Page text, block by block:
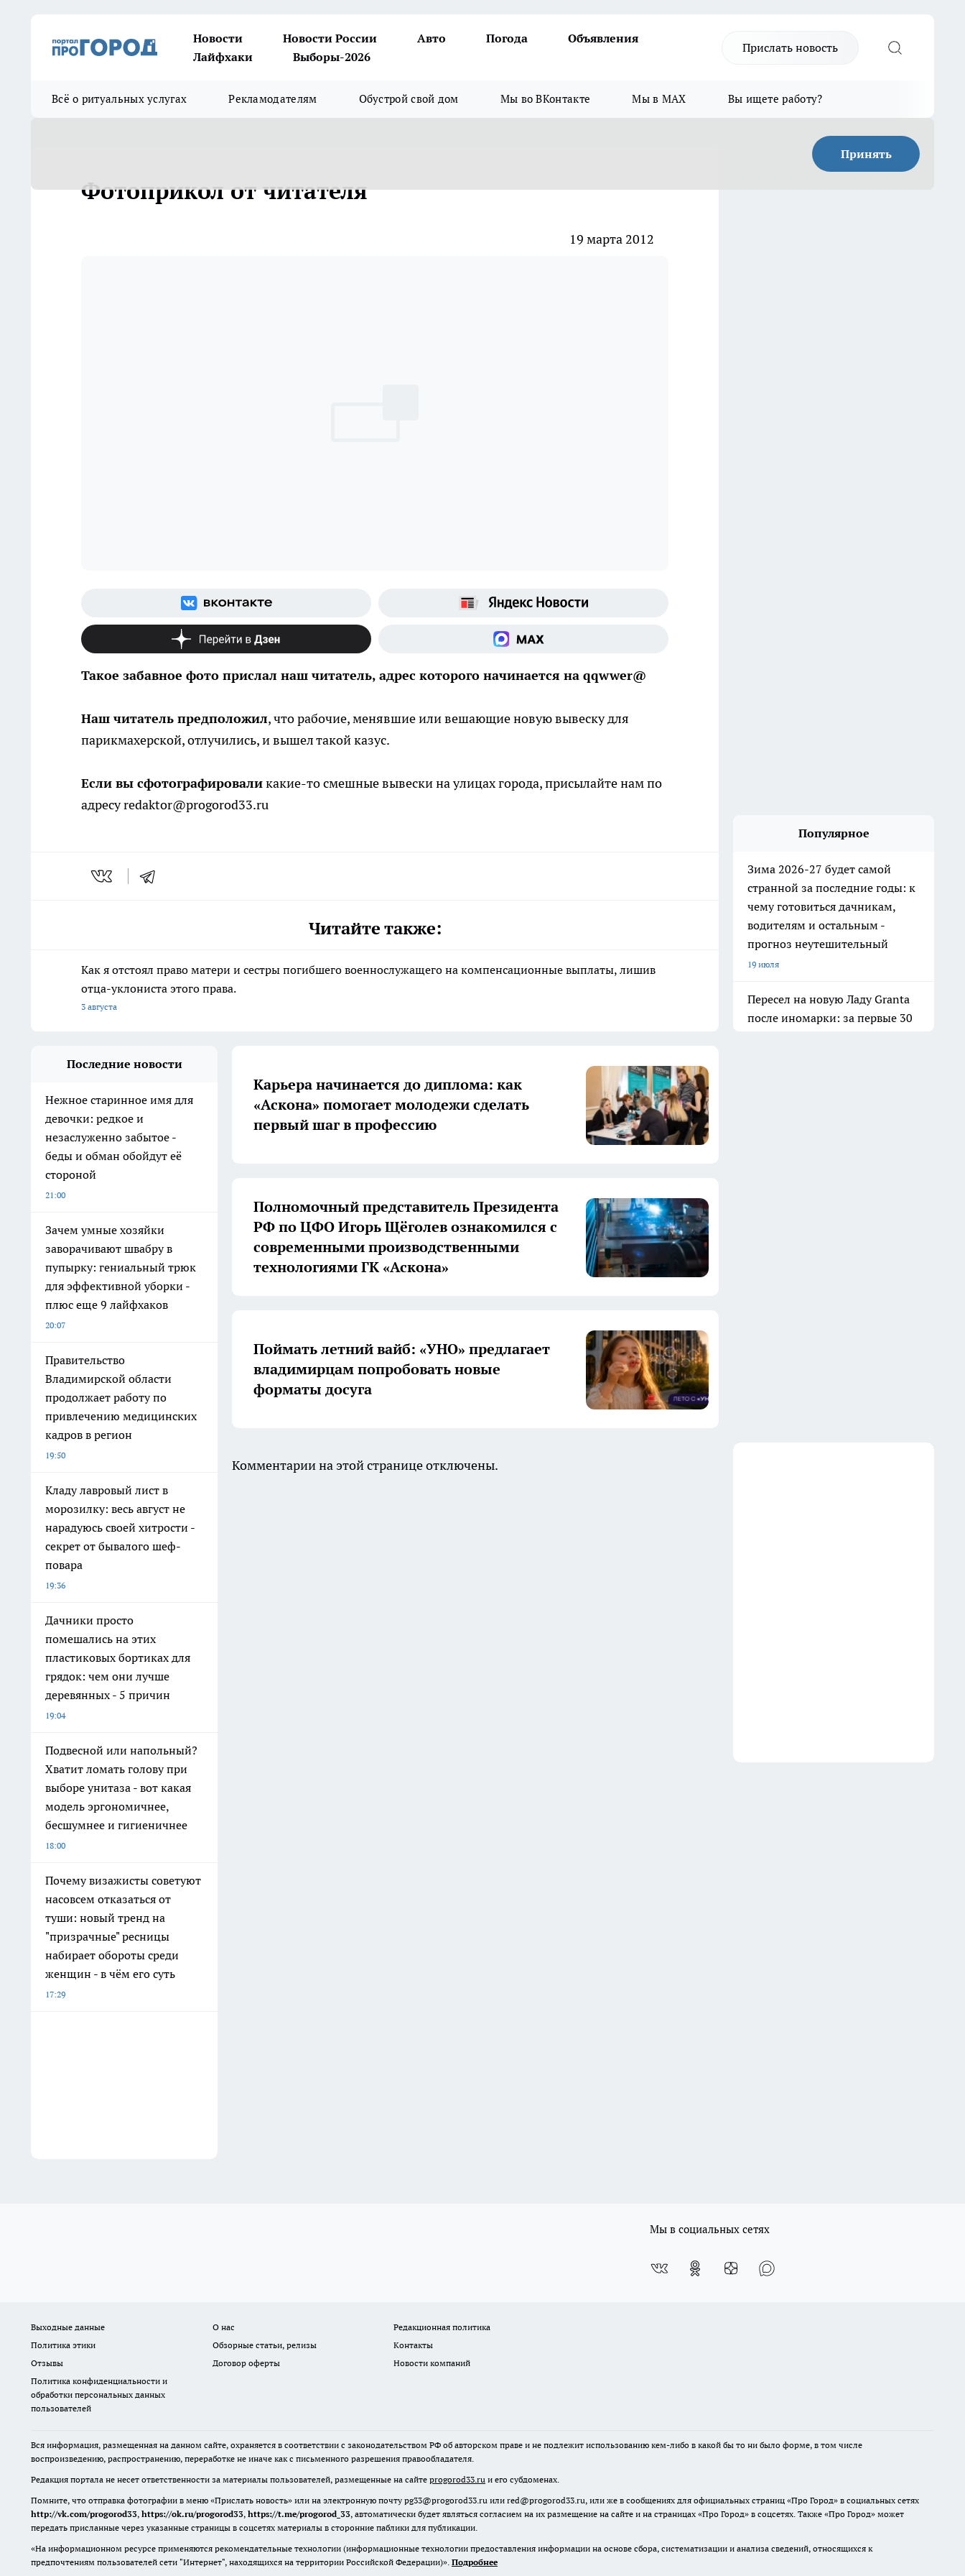
Новости Новости России Авто Погода
Объявления
Лайфхаки
Выборы-2026
Прислать новость
Всё о ритуальных услугах Рекламодателям Обустрой свой дом Мы во ВКонтакте Мы в MAX Вы ищете работу?
Принять
Фотоприкол от читателя
19 марта 2012
Такое забавное фото прислал наш читатель, адрес которого начинается на qqwwer@
Наш читатель предположил, что рабочие, менявшие или вешающие новую вывеску для
парикмахерской, отлучились, и вышел такой казус.
Если вы сфотографироваликакие-то смешные вывески на улицах города, присылайте нам по
адресу redaktor@progorod33.ru
Читайте также:
Как я отстоял право матери и сестры погибшего военнослужащего на компенсационные выплаты, лишив
отца-уклониста этого права.
3 августа
Популярное
Зима 2026-27 будет самой
странной за последние годы: к
чему готовиться дачникам,
водителям и остальным -
прогноз неутешительный
19 июля
Пересел на новую Ладу Granta
после иномарки: за первые 30
Последние новости
Нежное старинное имя для
девочки: редкое и
незаслуженно забытое -
беды и обман обойдут её
стороной
21:00
Зачем умные хозяйки
заворачивают швабру в
пупырку: гениальный трюк
для эффективной уборки -
плюс еще 9 лайфхаков
20:07
Правительство
Владимирской области
продолжает работу по
привлечению медицинских
кадров в регион
19:50
Кладу лавровый лист в
морозилку: весь август не
нарадуюсь своей хитрости -
секрет от бывалого шеф-
повара
19:36
Дачники просто
помешались на этих
пластиковых бортиках для
грядок: чем они лучше
деревянных - 5 причин
19:04
Подвесной или напольный?
Хватит ломать голову при
выборе унитаза - вот какая
модель эргономичнее,
бесшумнее и гигиеничнее
18:00
Почему визажисты советуют
насовсем отказаться от
туши: новый тренд на
"призрачные" ресницы
набирает обороты среди
женщин - в чём его суть
17:29
Карьера начинается до диплома: как
«Аскона» помогает молодежи сделать
первый шаг в профессию
Полномочный представитель Президента
РФ по ЦФО Игорь Щёголев ознакомился с
современными производственными
технологиями ГК «Аскона»
Поймать летний вайб: «УНО» предлагает
владимирцам попробовать новые
форматы досуга
Комментарии на этой странице отключены.
Мы в социальных сетях
Выходные данные О нас
Редакционная политика
Политика этики
Обзорные статьи, релизы
Контакты
Отзывы
Договор оферты
Новости компаний
Политика конфиденциальности и
обработки персональных данных
пользователей
Вся информация, размещенная на данном сайте, охраняется в соответствии с законодательством РФ об авторском праве и не подлежит использованию кем-либо в какой бы то ни было форме, в том числе
воспроизведению, распространению, переработке не иначе как с письменного разрешения правообладателя.
Редакция портала не несет ответственности за материалы пользователей, размещенные на сайте progorod33.ru и его субдоменах.
Помните, что отправка фотографии в меню «Прислать новость» или на электронную почту pg33@progorod33.ru или red@progorod33.ru, или же в сообщениях для официальных страниц «Про Город» в социальных сетях
http://vk.com/progorod33, https://ok.ru/progorod33, https://t.me/progorod_33, автоматически будет являться согласием на их размещение на сайте и на страницах «Про Город» в соцсетях. Также «Про Город» может
передать присланные через указанные страницы в соцсетях материалы в сторонние паблики для публикации.
«На информационном ресурсе применяются рекомендательные технологии (информационные технологии предоставления информации на основе сбора, систематизации и анализа сведений, относящихся к
предпочтениям пользователей сети "Интернет", находящихся на территории Российской Федерации)». Подробнее